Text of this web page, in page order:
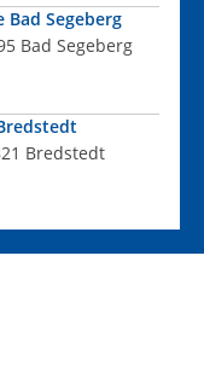
Bad Segeberg
Bad Segeberg
Bredstedt